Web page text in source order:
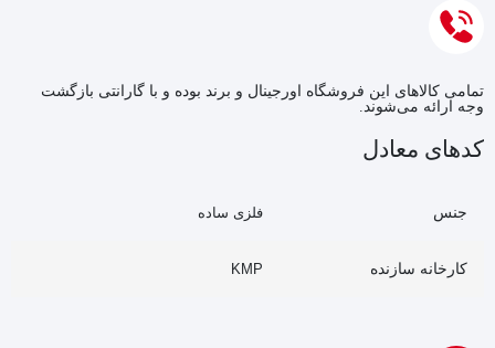
تمامی کالاهای این فروشگاه اورجینال و برند بوده و با گارانتی بازگشت
وجه ارائه می‌شوند.
کدهای معادل
جنس فلزی ساده
کارخانه سازنده KMP